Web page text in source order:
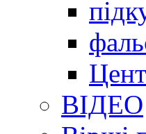
ВІДЕО